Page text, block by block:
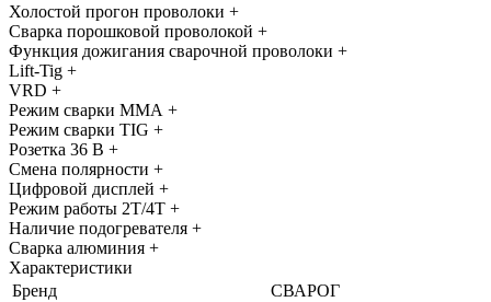
Холостой прогон проволоки +
Сварка порошковой проволокой +
Функция дожигания сварочной проволоки +
Lift-Tig +
VRD +
Режим сварки ММА +
Режим сварки TIG +
Розетка 36 В +
Смена полярности +
Цифровой дисплей +
Режим работы 2Т/4Т +
Наличие подогревателя +
Сварка алюминия +
Характеристики
Бренд
СВАРОГ